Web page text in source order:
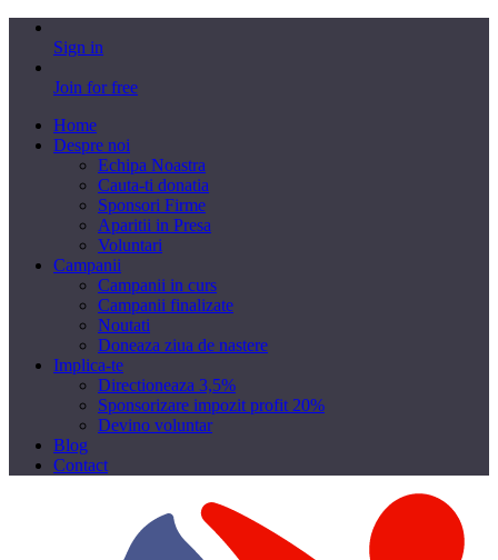
Sign in
Join for free
Home
Despre noi
Echipa Noastra
Cauta-ti donatia
Sponsori Firme
Aparitii in Presa
Voluntari
Campanii
Campanii in curs
Campanii finalizate
Noutati
Doneaza ziua de nastere
Implica-te
Directioneaza 3,5%
Sponsorizare impozit profit 20%
Devino voluntar
Blog
Contact